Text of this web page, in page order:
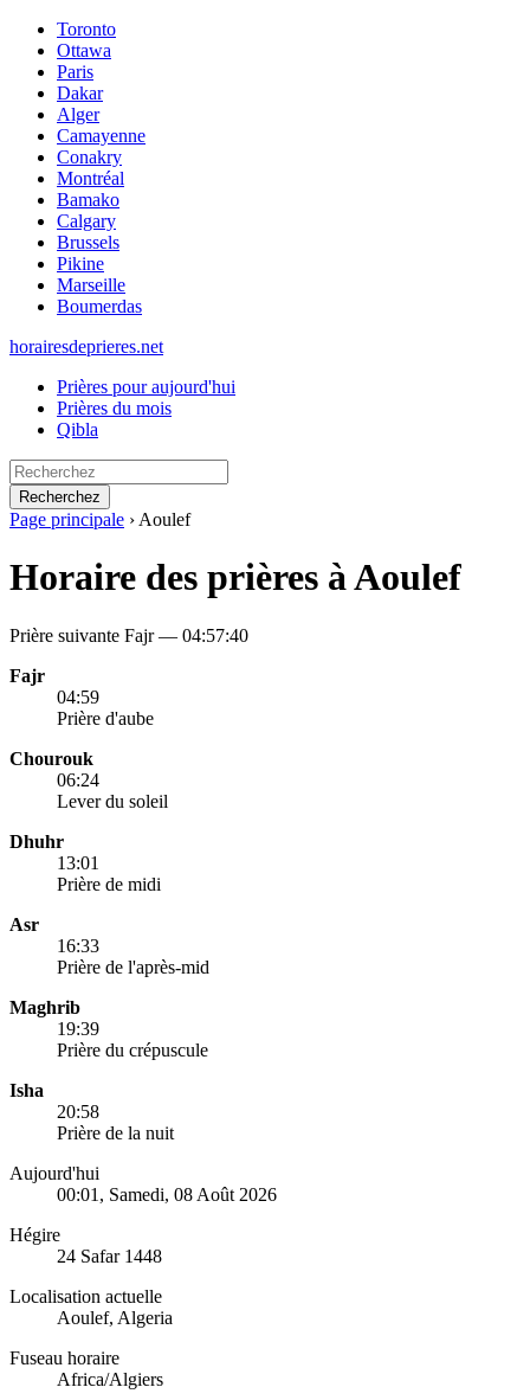
Toronto
Ottawa
Paris
Dakar
Alger
Camayenne
Conakry
Montréal
Bamako
Calgary
Brussels
Pikine
Marseille
Boumerdas
horairesdeprieres.net
Prières pour aujourd'hui
Prières du mois
Qibla
Recherchez
Page principale › Aoulef
Horaire des prières à Aoulef
Prière suivante Fajr — 04:57:40
Fajr
04:59
Prière d'aube
Chourouk
06:24
Lever du soleil
Dhuhr
13:01
Prière de midi
Asr
16:33
Prière de l'après-mid
Maghrib
19:39
Prière du crépuscule
Isha
20:58
Prière de la nuit
Aujourd'hui
00:01 , Samedi, 08 Août 2026
Hégire
24 Safar 1448
Localisation actuelle
Aoulef, Algeria
Fuseau horaire
Africa/Algiers